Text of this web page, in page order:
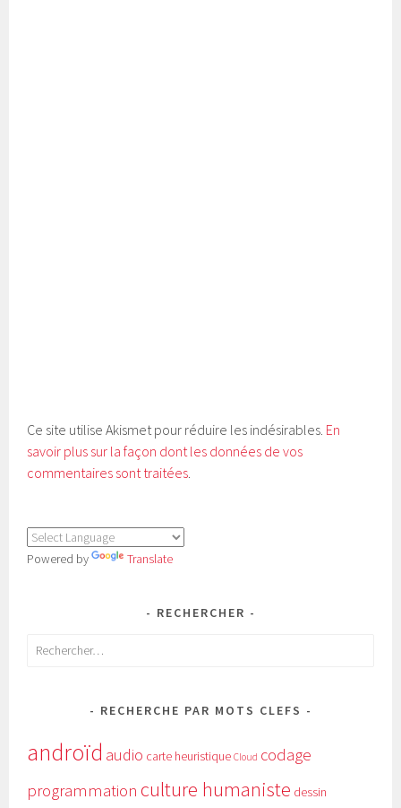
Ce site utilise Akismet pour réduire les indésirables. En
savoir plus sur la façon dont les données de vos
commentaires sont traitées.
Powered by Translate
RECHERCHER
Rechercher :
RECHERCHE PAR MOTS CLEFS
androïd audio carte heuristique Cloud codage
programmation culture humaniste dessin